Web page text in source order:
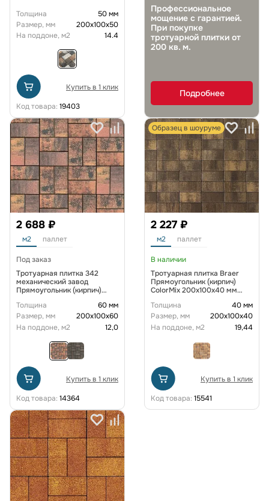
Толщина
50 мм
Размер, мм
200х100х50
На поддоне, м2
14.4
Купить в 1 клик
Код товара: 19403
Профессиональное
мощение с гарантией.
При покупке
тротуарной плитки от
200 кв. м.
Подробнее
2 688 ₽
м2 паллет
Под заказ
Тротуарная плитка 342
механический завод
Прямоугольник (кирпич)
Вулкан
Толщина
60 мм
Размер, мм
200х100х60
На поддоне, м2
12,0
Купить в 1 клик
Код товара: 14364
Образец в шоуруме
2 227 ₽
м2 паллет
В наличии
Тротуарная плитка Braer
Прямоугольник (кирпич)
ColorMix 200х100х40 мм
Толщина
40 мм
Размер, мм
200х100х40
На поддоне, м2
19,44
Купить в 1 клик
Код товара: 15541